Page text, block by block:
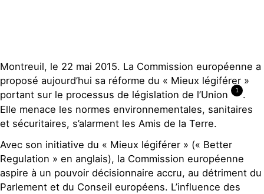
Montreuil, le 22 mai 2015. La Commission européenne a
proposé aujourd’hui sa réforme du « Mieux légiférer »
portant sur le processus de législation de l’Union
1
.
Elle menace les normes environnementales, sanitaires
et sécuritaires, s’alarment les Amis de la Terre.
Avec son initiative du « Mieux légiférer » (« Better
Regulation » en anglais), la Commission européenne
aspire à un pouvoir décisionnaire accru, au détriment du
Parlement et du Conseil européens. L’influence des